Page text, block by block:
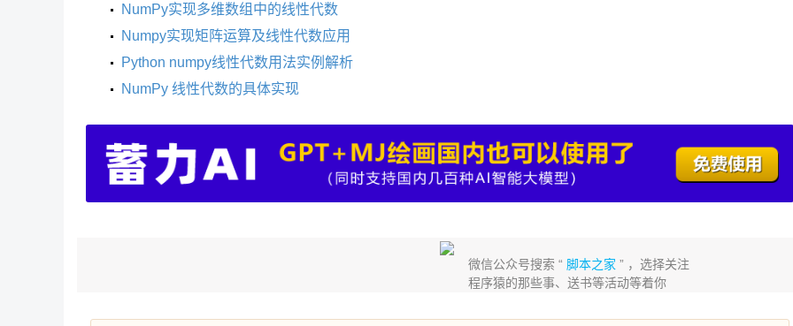
NumPy实现多维数组中的线性代数
Numpy实现矩阵运算及线性代数应用
Python numpy线性代数用法实例解析
NumPy 线性代数的具体实现
微信公众号搜索 “脚本之家 ” ，选择关注
程序猿的那些事、送书等活动等着你